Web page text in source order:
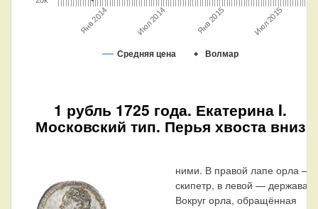
Средняя цена Волмар
Янв 2014 Июл 2014 Янв 2015 Июл 2015
1 рубль 1725 года. Екатерина I.
Московский тип. Перья хвоста вниз
ними. В правой лапе орла —
скипетр, в левой — держава.
Вокруг орла, обращённая